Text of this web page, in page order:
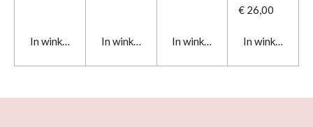
In winkelwagen In winkelwagen In winkelwagen
€ 26,00
In